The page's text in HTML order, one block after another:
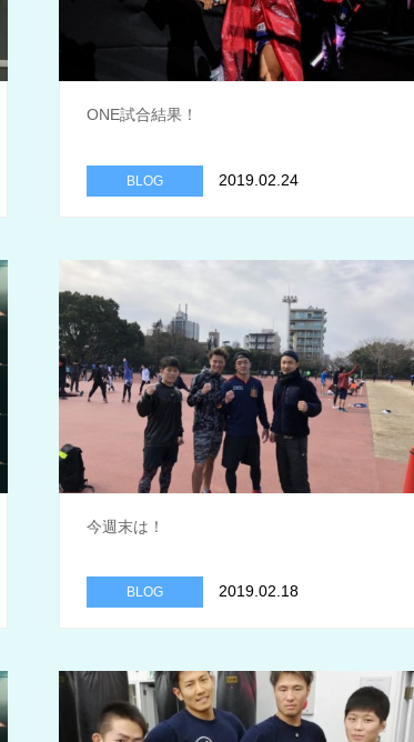
ONE試合結果！
BLOG 2019.02.24
今週末は！
BLOG 2019.02.18